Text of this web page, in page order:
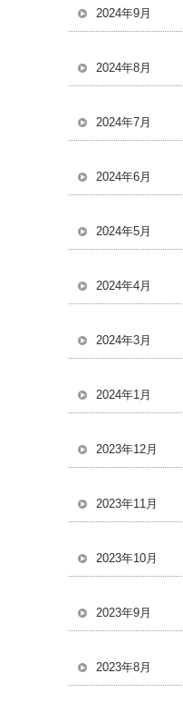
2024年9月
2024年8月
2024年7月
2024年6月
2024年5月
2024年4月
2024年3月
2024年1月
2023年12月
2023年11月
2023年10月
2023年9月
2023年8月